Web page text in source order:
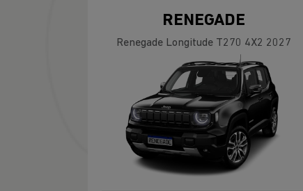
RENEGADE
Renegade Longitude T270 4X2 2027